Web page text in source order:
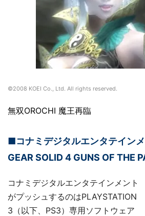
©2008 KOEI Co., Ltd. All rights reserved.
無双OROCHI 魔王再臨
■コナミデジタルエンタテイン
GEAR SOLID 4 GUNS OF THE
コナミデジタルエンタテインメント
がプッシュするのはPLAYSTATION
3（以下、PS3）専用ソフトウェア